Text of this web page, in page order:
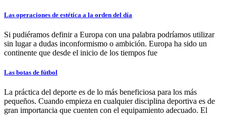
Las operaciones de estética a la orden del día
Si pudiéramos definir a Europa con una palabra podríamos utilizar
sin lugar a dudas inconformismo o ambición. Europa ha sido un
continente que desde el inicio de los tiempos fue
Las botas de fútbol
La práctica del deporte es de lo más beneficiosa para los más
pequeños. Cuando empieza en cualquier disciplina deportiva es de
gran importancia que cuenten con el equipamiento adecuado. El